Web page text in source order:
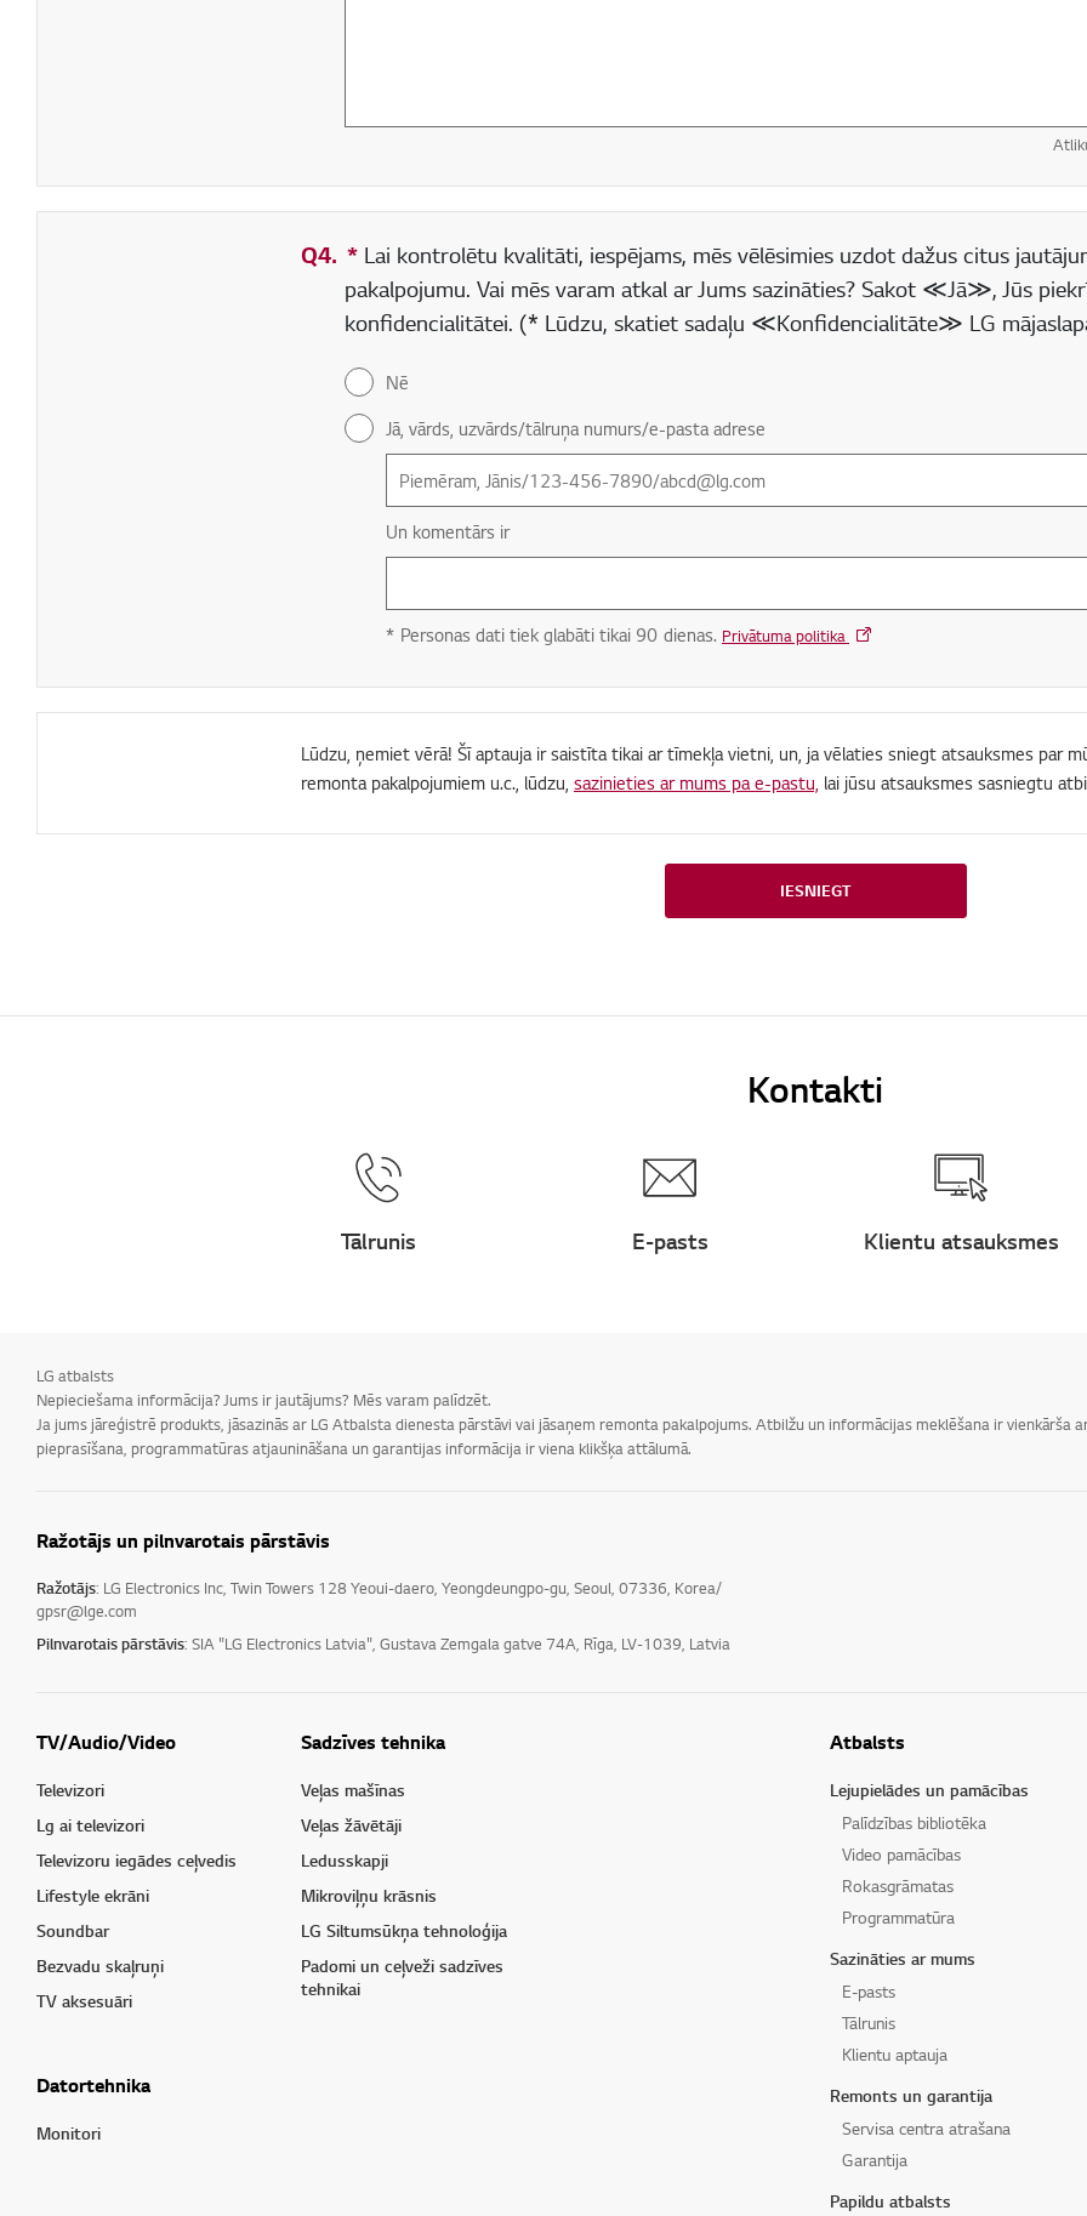
Q4. * Obligāti aizpildāms lauks
Lai kontrolētu kvalitāti, iespējams, mēs vēlēsimies uzdot dažus citus
pakalpojumu. Vai mēs varam atkal ar Jums sazināties? Sakot ≪Jā≫, Jūs
konfidencialitātei. (* Lūdzu, skatiet sadaļu ≪Konfidencialitāte≫ LG
Nē
Jā, vārds, uzvārds/tālruņa numurs/e-pasta adrese
Un komentārs ir
* Personas dati tiek glabāti tikai 90 dienas. Privātuma politika
Lūdzu, ņemiet vērā! Šī aptauja ir saistīta tikai ar tīmekļa vietni, un, ja vēlaties sniegt atsauksmes par
remonta pakalpojumiem u.c., lūdzu, sazinieties ar mums pa e-pastu, lai jūsu atsauksmes sasniegtu
IESNIEGT
Kontakti
Tālrunis E-pasts Klientu atsauksmes
LG atbalsts
Nepieciešama informācija? Jums ir jautājums? Mēs varam palīdzēt.
Ja jums jāreģistrē produkts, jāsazinās ar LG Atbalsta dienesta pārstāvi vai jāsaņem remonta pakalpojums. Atbilžu un informācijas meklēšana ir
pieprasīšana, programmatūras atjaunināšana un garantijas informācija ir viena klikšķa attālumā.
Ražotājs un pilnvarotais pārstāvis
Ražotājs: LG Electronics Inc, Twin Towers 128 Yeoui-daero, Yeongdeungpo-gu, Seoul, 07336, Korea/
gpsr@lge.com
Pilnvarotais pārstāvis: SIA "LG Electronics Latvia", Gustava Zemgala gatve 74A, Rīga, LV-1039, Latvia
TV/Audio/Video
Televizori
Lg ai televizori
Televizoru iegādes ceļvedis
Lifestyle ekrāni
Soundbar
Bezvadu skaļruņi
TV aksesuāri
Sadzīves tehnika
Veļas mašīnas
Veļas žāvētāji
Ledusskapji
Mikroviļņu krāsnis
LG Siltumsūkņa tehnoloģija
Padomi un ceļveži sadzīves
tehnikai
Datortehnika
Monitori
Atbalsts
Lejupielādes un pamācības
Palīdzības bibliotēka
Video pamācības
Rokasgrāmatas
Programmatūra
Sazināties ar mums
E-pasts
Tālrunis
Klientu aptauja
Remonts un garantija
Servisa centra atrašana
Garantija
Papildu atbalsts